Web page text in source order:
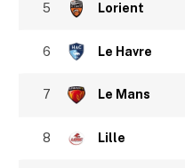
5 Lorient
6 Le Havre
7 Le Mans
8 Lille